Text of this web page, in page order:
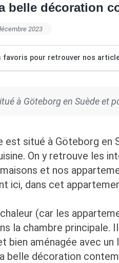
belle décoration
2023
favoris pour retrouver nos
à Göteborg en Suède et
situé à Göteborg en
On y retrouve les
et nos
ici, dans cet
(car les
la chambre
bien aménagée avec un
belle décoration